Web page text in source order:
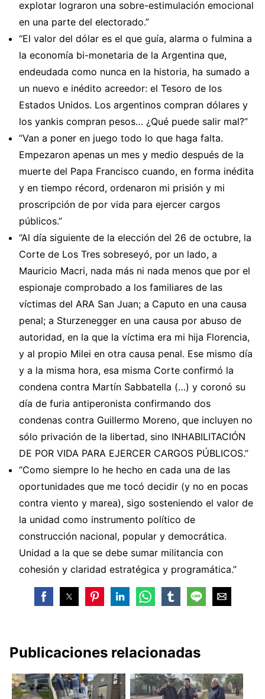
explotar lograron una sobre-estimulación emocional
en una parte del electorado.”
“El valor del dólar es el que guía, alarma o fulmina a
la economía bi-monetaria de la Argentina que,
endeudada como nunca en la historia, ha sumado a
un nuevo e inédito acreedor: el Tesoro de los
Estados Unidos. Los argentinos compran dólares y
los yankis compran pesos… ¿Qué puede salir mal?”
“Van a poner en juego todo lo que haga falta.
Empezaron apenas un mes y medio después de la
muerte del Papa Francisco cuando, en forma inédita
y en tiempo récord, ordenaron mi prisión y mi
proscripción de por vida para ejercer cargos
públicos.”
“Al día siguiente de la elección del 26 de octubre, la
Corte de Los Tres sobreseyó, por un lado, a
Mauricio Macri, nada más ni nada menos que por el
espionaje comprobado a los familiares de las
víctimas del ARA San Juan; a Caputo en una causa
penal; a Sturzenegger en una causa por abuso de
autoridad, en la que la víctima era mi hija Florencia,
y al propio Milei en otra causa penal. Ese mismo día
y a la misma hora, esa misma Corte confirmó la
condena contra Martín Sabbatella (…) y coronó su
día de furia antiperonista confirmando dos
condenas contra Guillermo Moreno, que incluyen no
sólo privación de la libertad, sino INHABILITACIÓN
DE POR VIDA PARA EJERCER CARGOS PÚBLICOS.”
“Como siempre lo he hecho en cada una de las
oportunidades que me tocó decidir (y no en pocas
contra viento y marea), sigo sosteniendo el valor de
la unidad como instrumento político de
construcción nacional, popular y democrática.
Unidad a la que se debe sumar militancia con
cohesión y claridad estratégica y programática.”
Publicaciones relacionadas